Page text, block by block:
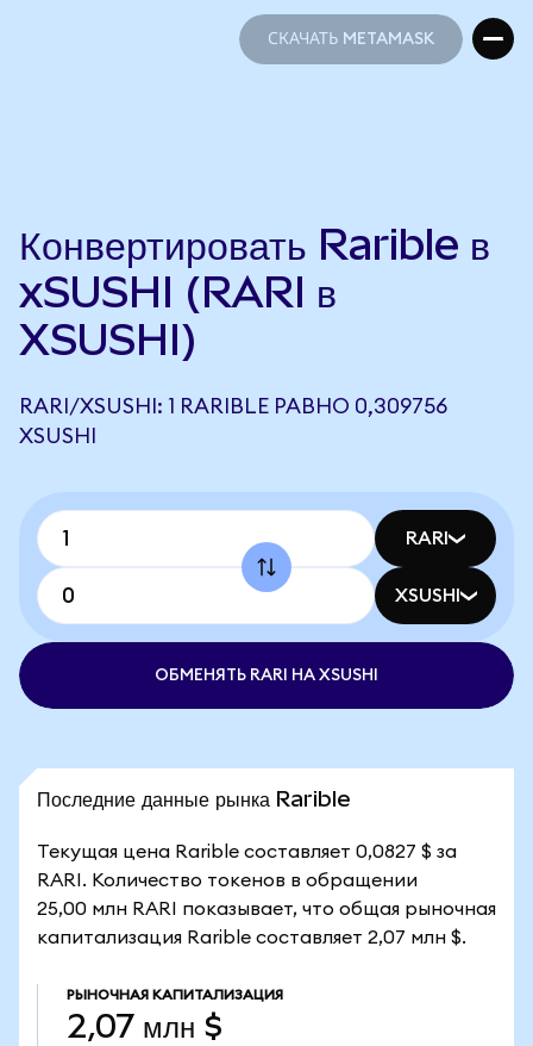
СКАЧАТЬ METAMASK
Конвертировать Rarible в
xSUSHI (RARI в
XSUSHI)
RARI/XSUSHI: 1 RARIBLE РАВНО 0,309756
XSUSHI
RARI
XSUSHI
ОБМЕНЯТЬ RARI НА XSUSHI
Последние данные рынка Rarible
Текущая цена Rarible составляет 0,0827 $ за
RARI. Количество токенов в обращении
25,00 млн RARI показывает, что общая рыночная
капитализация Rarible составляет 2,07 млн $.
РЫНОЧНАЯ КАПИТАЛИЗАЦИЯ
2,07 млн $